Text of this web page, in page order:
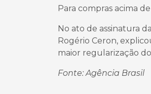
Para compras acima
No ato de assinatura
Rogério Ceron,
maior regularização
Fonte: Agência Brasil